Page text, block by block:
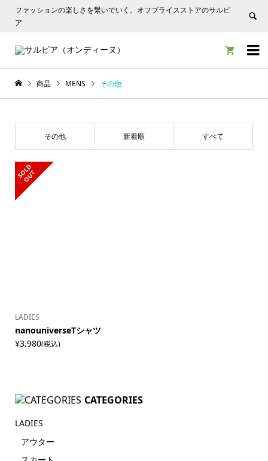
ファッションの楽しさを繋いでいく。オフプライスストアのサルビ
ア


商品 MENS その他
その他 新着順 すべて
S
O
L
D
O
U
T
LADIES
nanouniverseTシャツ
¥3,980(税込)
限定アイテム CATEGORIES
LADIES
アウター